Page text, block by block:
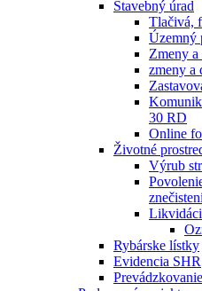
Stavebný úrad
Tlačivá,
Územný
Zmeny
zmeny a
30 RD
Online
Životné
Výrub
Rybárske lístky
Evidencia SHR